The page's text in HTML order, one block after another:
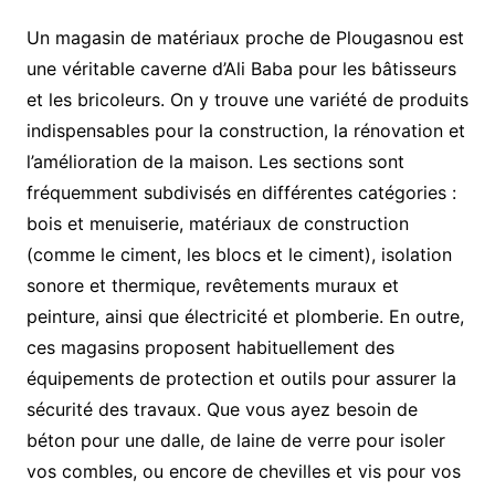
Un magasin de matériaux proche de Plougasnou est
une véritable caverne d’Ali Baba pour les bâtisseurs
et les bricoleurs. On y trouve une variété de produits
indispensables pour la construction, la rénovation et
l’amélioration de la maison. Les sections sont
fréquemment subdivisés en différentes catégories :
bois et menuiserie, matériaux de construction
(comme le ciment, les blocs et le ciment), isolation
sonore et thermique, revêtements muraux et
peinture, ainsi que électricité et plomberie. En outre,
ces magasins proposent habituellement des
équipements de protection et outils pour assurer la
sécurité des travaux. Que vous ayez besoin de
béton pour une dalle, de laine de verre pour isoler
vos combles, ou encore de chevilles et vis pour vos